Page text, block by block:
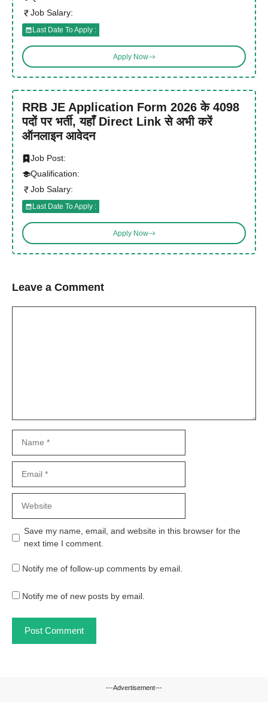
Job Salary:
Last Date To Apply :
Apply Now
RRB JE Application Form 2026 के 4098
पदों पर भर्ती, यहाँ Direct Link से अभी करें
ऑनलाइन आवेदन
Job Post:
Qualification:
Job Salary:
Last Date To Apply :
Apply Now
Leave a Comment
Save my name, email, and website in this browser for the
next time I comment.
Notify me of follow-up comments by email.
Notify me of new posts by email.
---Advertisement---